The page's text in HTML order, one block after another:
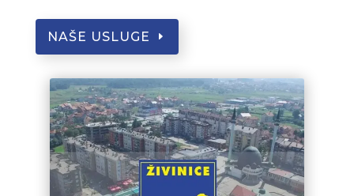
NAŠE USLUGE